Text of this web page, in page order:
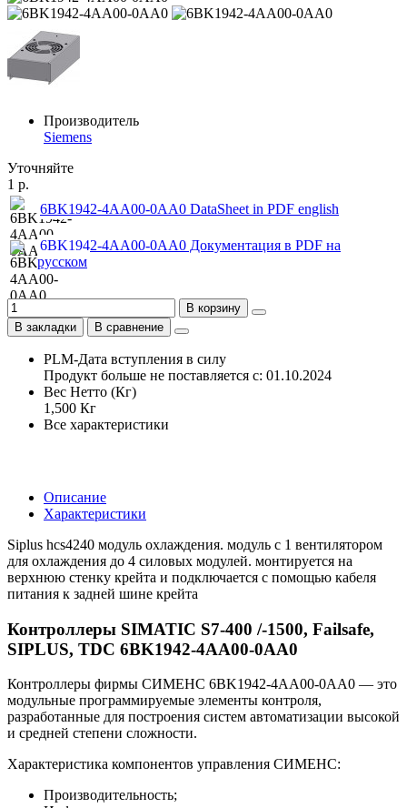
Производитель
Siemens
Уточняйте
1 р.
6BK1942-4AA00-0AA0 DataSheet in PDF english
6BK1942-4AA00-0AA0 Документация в PDF на
русском
В корзину
В закладки
В сравнение
PLM-Дата вступления в силу
Продукт больше не поставляется с: 01.10.2024
Вес Нетто (Кг)
1,500 Кг
Все характеристики
Описание
Характеристики
Siplus hcs4240 модуль охлаждения. модуль с 1 вентилятором
для охлаждения до 4 силовых модулей. монтируется на
верхнюю стенку крейта и подключается с помощью кабеля
питания к задней шине крейта
Контроллеры SIMATIC S7-400 /-1500, Failsafe,
SIPLUS, TDC 6BK1942-4AA00-0AA0
Контроллеры фирмы СИМЕНС 6BK1942-4AA00-0AA0 — это
модульные программируемые элементы контроля,
разработанные для построения систем автоматизации высокой
и средней степени сложности.
Характеристика компонентов управления СИМЕНС:
Производительность;